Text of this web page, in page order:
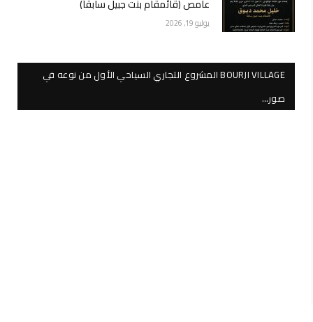
عامص (قائمقام بنت جبيل سابقاً)
يوليو 19, 2026
BOURJI VILLAGE المشروع التجاري السياحي الأول من نوعه في
صور…